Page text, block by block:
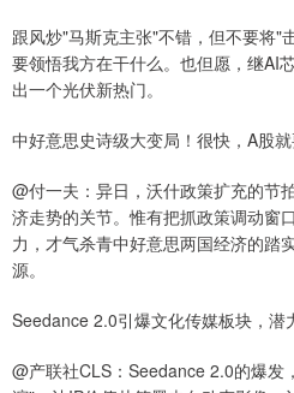
跟风炒"马斯克主张"不错，但不要将"
要领悟我方在干什么。也但愿，继AI
出一个光伏新热门。
中好意思史诗级大变局！很快，A股
@付一夫：异日，沃什政策扩充的节
济走势的关节。惟有把抓政策调动窗
力，才气杀青中好意思两国经济的踏
源。
Seedance 2.0引爆文化传媒板块，潜
@产联社CLS：Seedance 2.0的爆发